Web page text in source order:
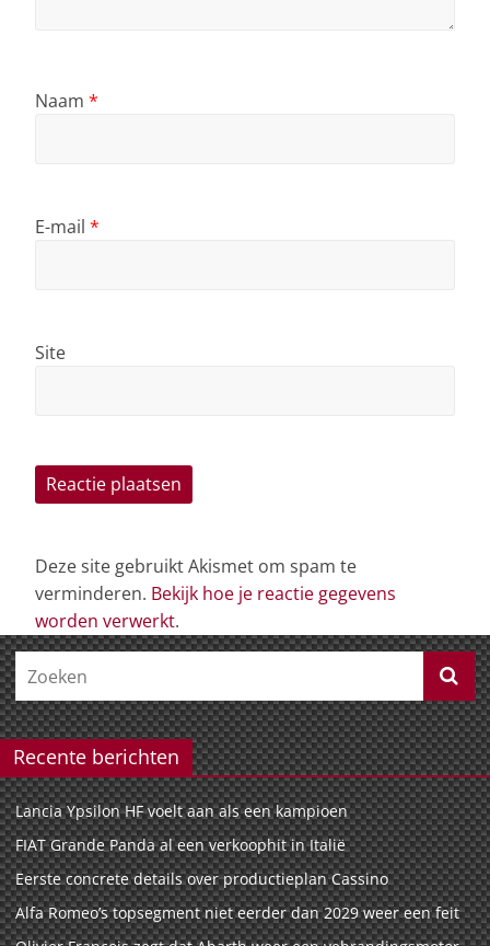
Naam *
E-mail *
Site
Deze site gebruikt Akismet om spam te
verminderen. Bekijk hoe je reactie gegevens
worden verwerkt.
Recente berichten
Lancia Ypsilon HF voelt aan als een kampioen
FIAT Grande Panda al een verkoophit in Italië
Eerste concrete details over productieplan Cassino
Alfa Romeo’s topsegment niet eerder dan 2029 weer een feit